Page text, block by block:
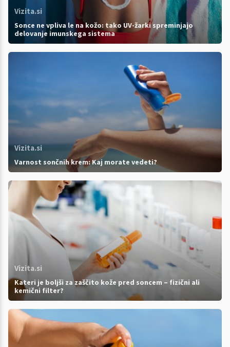
Vizita.si
Sonce ne vpliva le na kožo: tako UV-žarki spreminjajo
delovanje imunskega sistema
Vizita.si
Varnost sončnih krem: Kaj morate vedeti?
Vizita.si
Kateri je boljši za zaščito kože pred soncem – fizični ali
kemični filter?